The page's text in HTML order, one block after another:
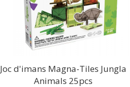
Joc d'imans Magna-Tiles Jungla
Animals 25pcs